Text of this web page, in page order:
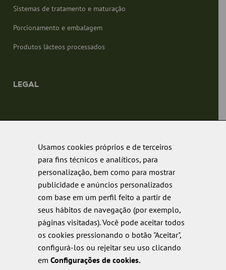
Sistemas de tratamento e maturação
Porcionamento e embalagem
Produtos lácteos processados
LEGAL
Política de cookies
Política de privacidade
Política de qualidade
Usamos cookies próprios e de terceiros
para fins técnicos e analíticos, para
personalização, bem como para mostrar
publicidade e anúncios personalizados
com base em um perfil feito a partir de
seus hábitos de navegação (por exemplo,
páginas visitadas). Você pode aceitar todos
os cookies pressionando o botão "Aceitar",
configurá-los ou rejeitar seu uso clicando
em Configurações de cookies.